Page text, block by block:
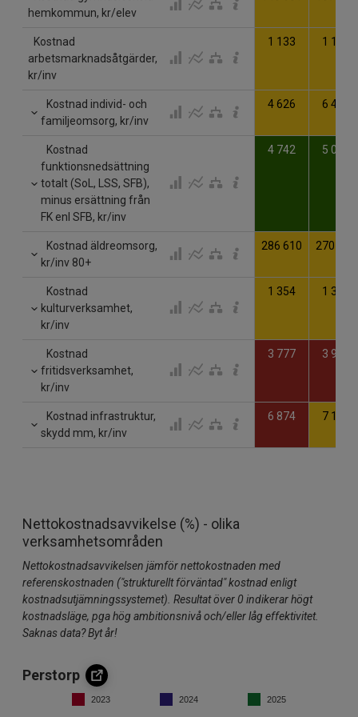
hemkommun, kr/elev
Kostnad
arbetsmarknadsåtgärder,
kr/inv
1 133 1 132
Kostnad individ- och
familjeomsorg, kr/inv
4 626 6 487
Kostnad
funktionsnedsättning
totalt (SoL, LSS, SFB),
minus ersättning från
FK enl SFB, kr/inv
4 742 5 050
Kostnad äldreomsorg,
kr/inv 80+
286 610 270 319
Kostnad
kulturverksamhet,
kr/inv
1 354 1 366
Kostnad
fritidsverksamhet,
kr/inv
3 777 3 972
Kostnad infrastruktur,
skydd mm, kr/inv
6 874 7 172
Nettokostnadsavvikelse (%) - olika
verksamhetsområden
Nettokostnadsavvikelsen jämför nettokostnaden med
referenskostnaden ("strukturellt förväntad" kostnad enligt
kostnadsutjämningssystemet). Resultat över 0 indikerar högt
kostnadsläge, pga hög ambitionsnivå och/eller låg effektivitet.
Saknas data? Byt år!
Perstorp
2023 2024 2025